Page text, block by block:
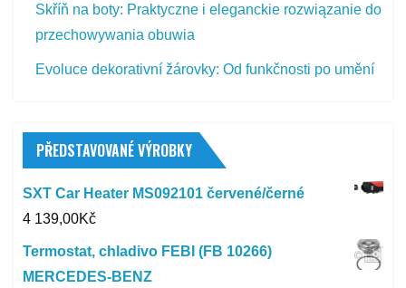
Skříň na boty: Praktyczne i eleganckie rozwiązanie do
przechowywania obuwia
Evoluce dekorativní žárovky: Od funkčnosti po umění
PŘEDSTAVOVANÉ VÝROBKY
SXT Car Heater MS092101 červené/černé
4 139,00Kč
Termostat, chladivo FEBI (FB 10266)
MERCEDES-BENZ